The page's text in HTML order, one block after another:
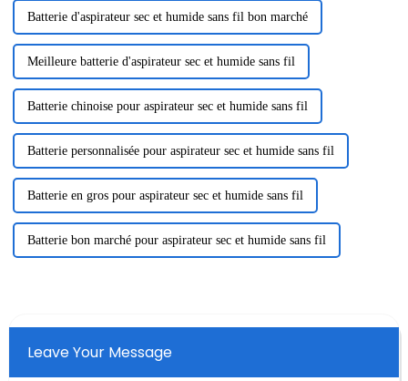
Batterie d'aspirateur sec et humide sans fil bon marché
Meilleure batterie d'aspirateur sec et humide sans fil
Batterie chinoise pour aspirateur sec et humide sans fil
Batterie personnalisée pour aspirateur sec et humide sans fil
Batterie en gros pour aspirateur sec et humide sans fil
Batterie bon marché pour aspirateur sec et humide sans fil
Leave Your Message